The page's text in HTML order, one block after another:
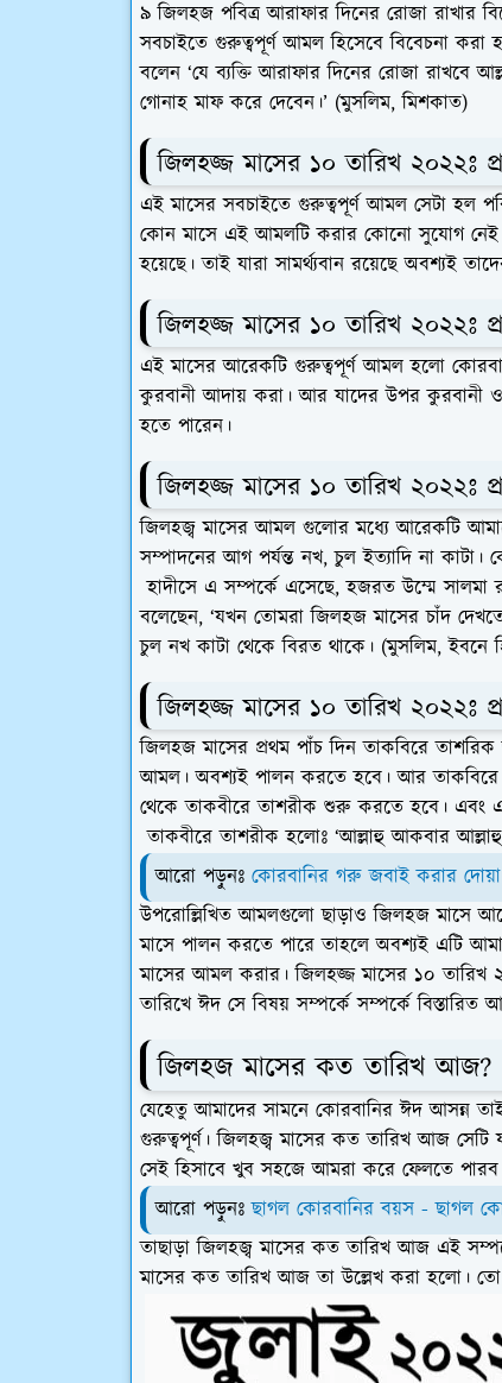
৯ জিলহজ পবিত্র আরাফার দিনের রোজা রাখার
সবচাইতে গুরুত্বপূর্ণ আমল হিসেবে বিবেচনা করা
বলেন ‘যে ব্যক্তি আরাফার দিনের রোজা
গোনাহ মাফ করে দেবেন।’ (মুসলিম, মিশকাত)
জিলহজ্জ মাসের ১০ তারিখ ২০২২ঃ
এই মাসের সবচাইতে গুরুত্বপূর্ণ আমল সেটা হল
কোন মাসে এই আমলটি করার কোনো সুযোগ নেই।
হয়েছে। তাই যারা সামর্থ্যবান রয়েছে অবশ্যই
জিলহজ্জ মাসের ১০ তারিখ ২০২২ঃ
এই মাসের আরেকটি গুরুত্বপূর্ণ আমল হলো
কুরবানী আদায় করা। আর যাদের উপর কুরবানী
হতে পারেন।
জিলহজ্জ মাসের ১০ তারিখ ২০২২ঃ
জিলহজ্ব মাসের আমল গুলোর মধ্যে আরেকটি
সম্পাদনের আগ পর্যন্ত নখ, চুল ইত্যাদি না
হাদীসে এ সম্পর্কে এসেছে, হজরত উম্মে সালমা
বলেছেন, ‘যখন তোমরা জিলহজ মাসের চাঁদ
চুল নখ কাটা থেকে বিরত থাকে। (মুসলিম, ইবনে
জিলহজ্জ মাসের ১০ তারিখ ২০২২ঃ
জিলহজ মাসের প্রথম পাঁচ দিন তাকবিরে
আমল। অবশ্যই পালন করতে হবে। আর
থেকে তাকবীরে তাশরীক শুরু করতে হবে। এবং
তাকবীরে তাশরীক হলোঃ ‘আল্লাহু আকবার আল্লাহু
আরো পড়ুনঃ কোরবানির গরু জবাই করার
উপরোল্লিখিত আমলগুলো ছাড়াও জিলহজ
মাসে পালন করতে পারে তাহলে অবশ্যই এটি
মাসের আমল করার। জিলহজ্জ মাসের ১০
তারিখে ঈদ সে বিষয় সম্পর্কে সম্পর্কে বিস্তারিত
জিলহজ মাসের কত তারিখ আজ?
যেহেতু আমাদের সামনে কোরবানির ঈদ আসন্ন
গুরুত্বপূর্ণ। জিলহজ্ব মাসের কত তারিখ আজ
সেই হিসাবে খুব সহজে আমরা করে ফেলতে
আরো পড়ুনঃছাগল কোরবানির বয়স - ছাগল
তাছাড়া জিলহজ্ব মাসের কত তারিখ আজ এই
মাসের কত তারিখ আজ তা উল্লেখ করা হলো।